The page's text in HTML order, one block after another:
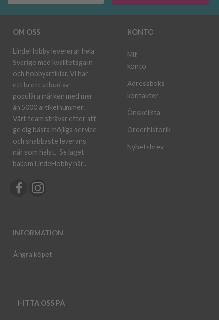
OM OSS
LindeHobby levererar hela
Sverige med kvalitetsgarn
och hobbyartiklar. Vi har
ett brett utbud av
populära märken med mer
än 5000 artikelnummer.
Vårt team strävar efter att
ge dig bästa möjliga service
och snabbaste leverans
när som helst. Se laget
bakom LindeHobby här..
INFORMATION
Ångra köpet
KONTO
Mit
konto
Adressboks
kontakter
Önskelista
Orderhistorik
Nyhetsbrev
HITTA OSS PÅ